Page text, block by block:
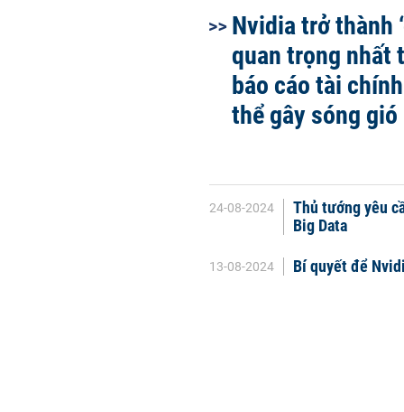
Nvidia trở thành
quan trọng nhất
báo cáo tài
thể gây sóng gió
24-08-2024
Thủ tướng yêu
Big Data
13-08-2024 Bí quyết để